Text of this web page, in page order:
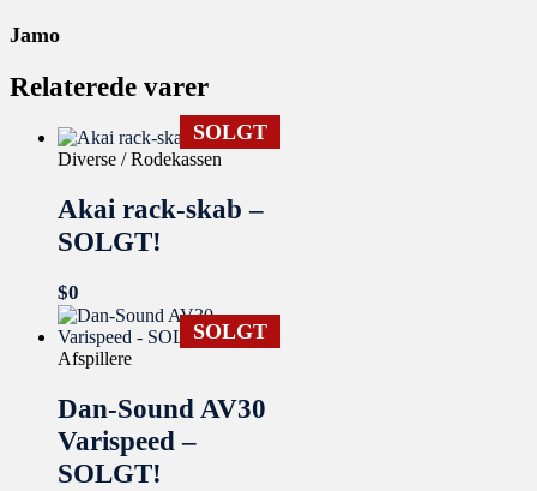
Jamo
Relaterede varer
SOLGT
Diverse / Rodekassen
Akai rack-skab –
SOLGT!
$0
SOLGT
Afspillere
Dan-Sound AV30
Varispeed –
SOLGT!